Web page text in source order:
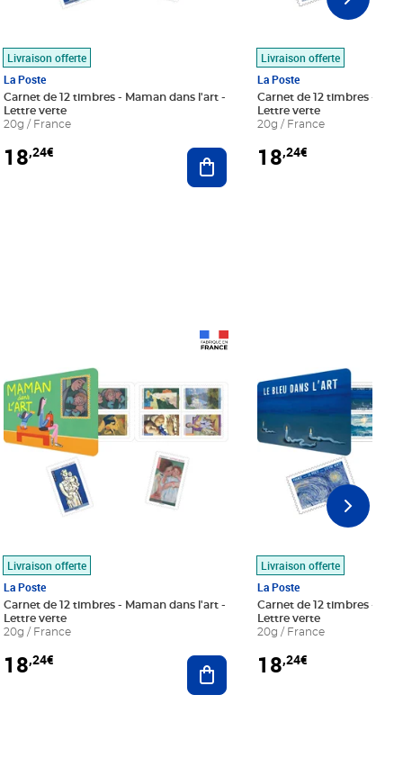
au panier
Livraison offerte
La Poste
Carnet de 12 timbres - Maman dans l'art -
Lettre verte
20g / France
18,24€ Ajouter au panier
Livraison offerte
La Poste
Carnet de 12 timbres - Le
Lettre verte
20g / France
18,24€
au panier
Livraison offerte
La Poste
Carnet de 12 timbres - Maman dans l'art -
Lettre verte
20g / France
18,24€ Ajouter au panier
Livraison offerte
La Poste
Carnet de 12 timbres - Le
Lettre verte
20g / France
18,24€